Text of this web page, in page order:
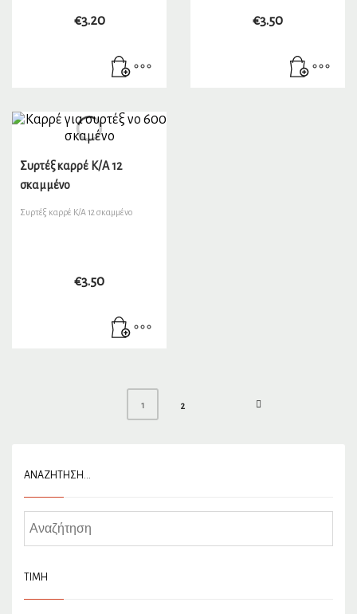
€3.20 €3.50
Συρτέξ καρρέ Κ/Α 12
σκαμμένο
Συρτέξ καρρέ Κ/Α 12 σκαμμένο
€3.50
1 2
ΑΝΑΖΉΤΗΣΗ…
ΤΙΜΉ